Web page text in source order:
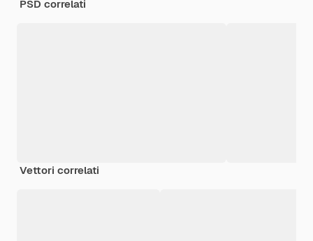
PSD correlati
Vettori correlati